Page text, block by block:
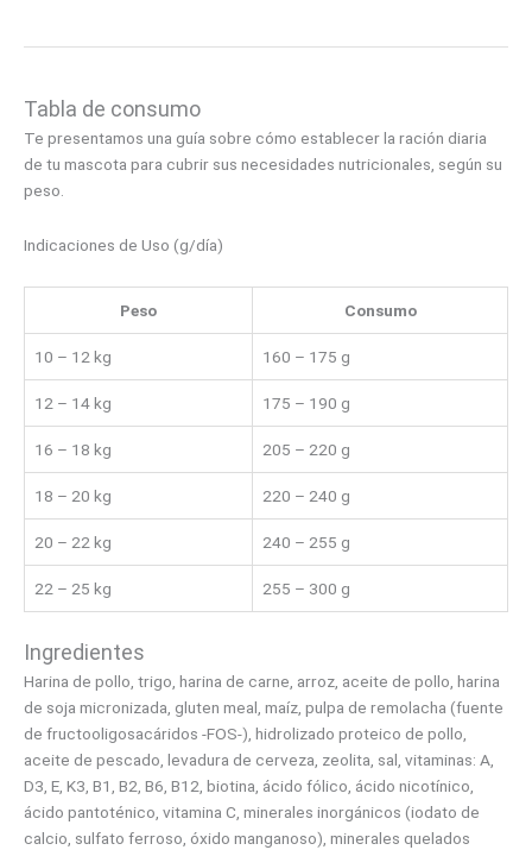
Tabla de consumo
Te presentamos una guía sobre cómo establecer la ración diaria
de tu mascota para cubrir sus necesidades nutricionales, según su
peso.
Indicaciones de Uso (g/día)
Peso Consumo
10 – 12 kg 160 – 175 g
12 – 14 kg 175 – 190 g
16 – 18 kg 205 – 220 g
18 – 20 kg 220 – 240 g
20 – 22 kg 240 – 255 g
22 – 25 kg 255 – 300 g
Ingredientes
Harina de pollo, trigo, harina de carne, arroz, aceite de pollo, harina
de soja micronizada, gluten meal, maíz, pulpa de remolacha (fuente
de fructooligosacáridos -FOS-), hidrolizado proteico de pollo,
aceite de pescado, levadura de cerveza, zeolita, sal, vitaminas: A,
D3, E, K3, B1, B2, B6, B12, biotina, ácido fólico, ácido nicotínico,
ácido pantoténico, vitamina C, minerales inorgánicos (iodato de
calcio, sulfato ferroso, óxido manganoso), minerales quelados